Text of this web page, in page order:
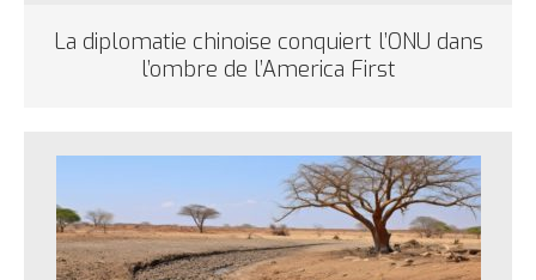
La diplomatie chinoise conquiert l’ONU dans
l’ombre de l’America First